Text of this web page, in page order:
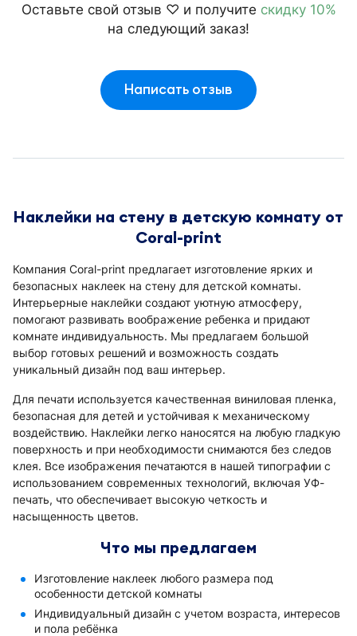
Оставьте свой отзыв ♡ и получите скидку 10%
на следующий заказ!
Написать отзыв
Наклейки на стену в детскую комнату от
Coral-print
Компания Coral-print предлагает изготовление ярких и
безопасных наклеек на стену для детской комнаты.
Интерьерные наклейки создают уютную атмосферу,
помогают развивать воображение ребенка и придают
комнате индивидуальность. Мы предлагаем большой
выбор готовых решений и возможность создать
уникальный дизайн под ваш интерьер.
Для печати используется качественная виниловая пленка,
безопасная для детей и устойчивая к механическому
воздействию. Наклейки легко наносятся на любую гладкую
поверхность и при необходимости снимаются без следов
клея. Все изображения печатаются в нашей типографии с
использованием современных технологий, включая УФ-
печать, что обеспечивает высокую четкость и
насыщенность цветов.
Что мы предлагаем
Изготовление наклеек любого размера под
особенности детской комнаты
Индивидуальный дизайн с учетом возраста, интересов
и пола ребёнка